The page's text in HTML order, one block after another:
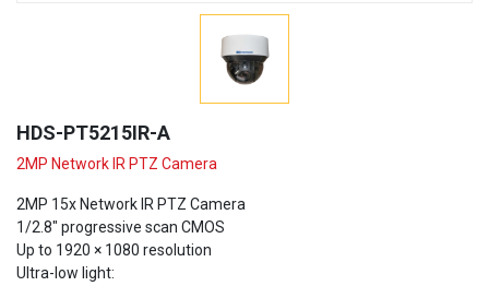
HDS-PT5215IR-A
2MP Network IR PTZ Camera
2MP 15x Network IR PTZ Camera
1/2.8" progressive scan CMOS
Up to 1920 × 1080 resolution
Ultra-low light: